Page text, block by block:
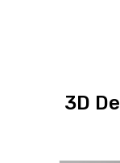
3D